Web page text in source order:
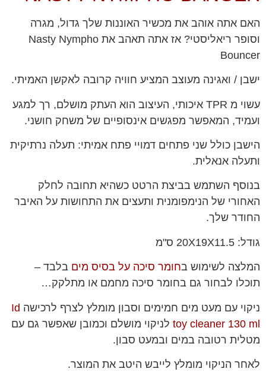
האם אתה אוהב את מכשיר האוננות שלך גדול, מגרה
וסופר ריאליסטי? אז אתה תאהב את Nasty Nympho
Bouncer
ישבן / ואגינה מעוצב המציע חוויה קרובה לאקשן האמיתי.
עשוי מ TPR איכותי, העיצוב הוא העתק מושלם, רך למגע
ועמיד, המאפשר מפגשים אינסופיים של משחק חושני.
הישבן כולל שני פתחים דמויי פתח אמיתי: תעלה נרתיקית
ותעלה אנאלית.
בנוסף השתמש בביצת הרטט כשהיא תחובה לחלק
האחורי של הנימפומנית ותעצים את התחושות על האיבר
החודר שלך.
גודל: 20X19X11.5 ס"מ
המלצה לשימוש בחומר סיכה על בסיס מים בלבד –
תוכלו לבחור גם בחומר סיכה מחמם או מתלקק…
ניקוי עם מעט מים חמימים וסבון מומלץ לצרף לרכישה Id
toy cleaner 130 ml לניקוי מושלם וכמובן שאפשר גם עם
מטלית רטובה במים ובמעט סבון.
לאחר הניקוי מומלץ לייבש היטב את המוצר.